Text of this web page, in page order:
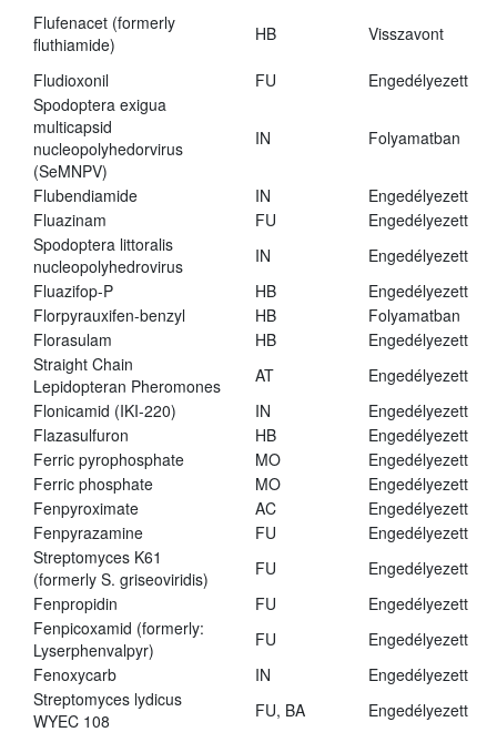
Flufenacet (formerly
fluthiamide)
HB Visszavont
Fludioxonil FU
Engedélyezett
Spodoptera exigua
multicapsid
nucleopolyhedorvirus
(SeMNPV)
IN Folyamatban
Flubendiamide IN
Engedélyezett
Fluazinam
FU
Engedélyezett
Spodoptera littoralis
nucleopolyhedrovirus
IN
Engedélyezett
Fluazifop-P
HB
Engedélyezett
Florpyrauxifen-benzyl
HB
Folyamatban
Florasulam
HB
Engedélyezett
Straight Chain
Lepidopteran Pheromones
AT
Engedélyezett
Flonicamid (IKI-220)
IN
Engedélyezett
Flazasulfuron
HB
Engedélyezett
Ferric pyrophosphate
MO
Engedélyezett
Ferric phosphate
MO
Engedélyezett
Fenpyroximate
AC
Engedélyezett
Fenpyrazamine
FU
Engedélyezett
Streptomyces K61
(formerly S. griseoviridis)
FU
Engedélyezett
Fenpropidin
FU
Engedélyezett
Fenpicoxamid (formerly:
Lyserphenvalpyr)
FU
Engedélyezett
Fenoxycarb
IN
Engedélyezett
Streptomyces lydicus
WYEC 108
FU, BA
Engedélyezett